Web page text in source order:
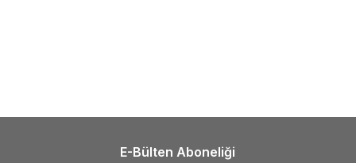
E-Bülten Aboneliği